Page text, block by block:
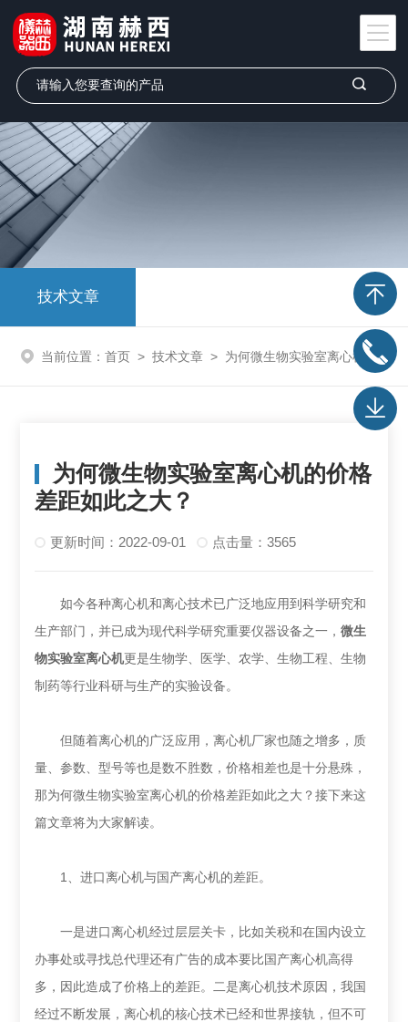
技术文章
当前位置： 首页 > 技术文章 > 为何微生物实验室离心机的价格差距如此之大？
为何微生物实验室离心机的价格
差距如此之大？
更新时间：2022-09-01 点击量：3565
如今各种离心机和离心技术已广泛地应用到科学研究和
生产部门，并已成为现代科学研究重要仪器设备之一，微生
物实验室离心机更是生物学、医学、农学、生物工程、生物
制药等行业科研与生产的实验设备。
但随着离心机的广泛应用，离心机厂家也随之增多，质
量、参数、型号等也是数不胜数，价格相差也是十分悬殊，
那为何微生物实验室离心机的价格差距如此之大？接下来这
篇文章将为大家解读。
1、进口离心机与国产离心机的差距。
一是进口离心机经过层层关卡，比如关税和在国内设立
办事处或寻找总代理还有广告的成本要比国产离心机高得
多，因此造成了价格上的差距。二是离心机技术原因，我国
经过不断发展，离心机的核心技术已经和世界接轨，但不可